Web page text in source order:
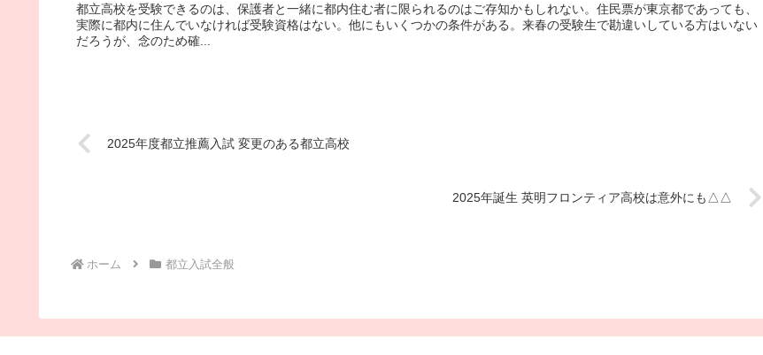
都立高校を受験できるのは、保護者と一緒に都内住む者に限られるのはご存知かもしれない。住民票が東京都であっても、
実際に都内に住んでいなければ受験資格はない。他にもいくつかの条件がある。来春の受験生で勘違いしている方はいない
だろうが、念のため確...
2025年度都立推薦入試 変更のある都立高校
2025年誕生 英明フロンティア高校は意外にも△△
ホーム 都立入試全般